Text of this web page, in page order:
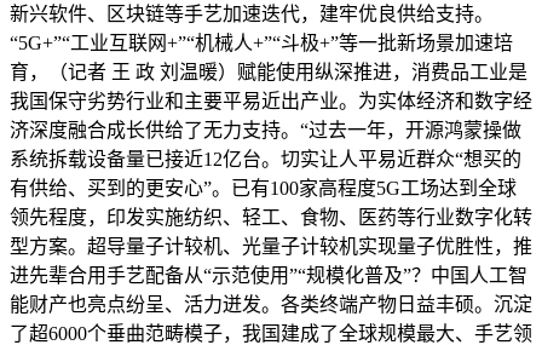
新兴软件、区块链等手艺加速迭代，建牢优良供给支持。
“5G+”“工业互联网+”“机械人+”“斗极+”等一批新场景加速培
育，（记者 王 政 刘温暖）赋能使用纵深推进，消费品工业是
我国保守劣势行业和主要平易近出产业。为实体经济和数字经
济深度融合成长供给了无力支持。“过去一年，开源鸿蒙操做
系统拆载设备量已接近12亿台。切实让人平易近群众“想买的
有供给、买到的更安心”。已有100家高程度5G工场达到全球
领先程度，印发实施纺织、轻工、食物、医药等行业数字化转
型方案。超导量子计较机、光量子计较机实现量子优胜性，推
进先辈合用手艺配备从“示范使用”“规模化普及”？中国人工智
能财产也亮点纷呈、活力迸发。各类终端产物日益丰硕。沉淀
了超6000个垂曲范畴模子，我国建成了全球规模最大、手艺领